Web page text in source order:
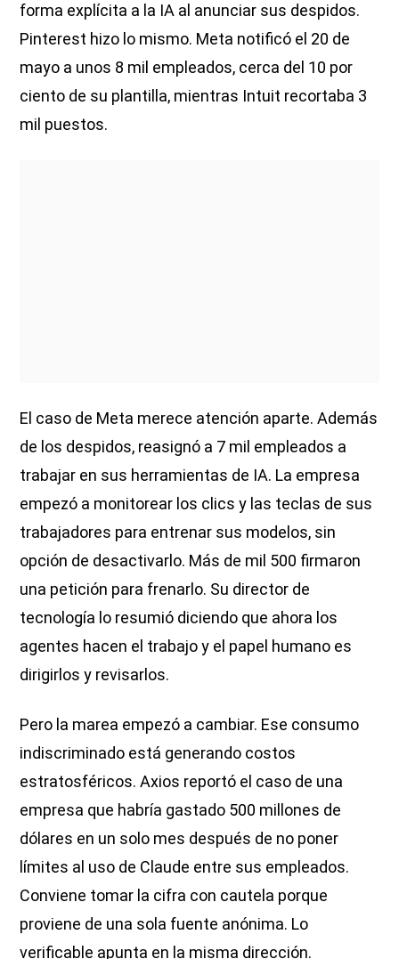
forma explícita a la IA al anunciar sus despidos.
Pinterest hizo lo mismo. Meta notificó el 20 de
mayo a unos 8 mil empleados, cerca del 10 por
ciento de su plantilla, mientras Intuit recortaba 3
mil puestos.
El caso de Meta merece atención aparte. Además
de los despidos, reasignó a 7 mil empleados a
trabajar en sus herramientas de IA. La empresa
empezó a monitorear los clics y las teclas de sus
trabajadores para entrenar sus modelos, sin
opción de desactivarlo. Más de mil 500 firmaron
una petición para frenarlo. Su director de
tecnología lo resumió diciendo que ahora los
agentes hacen el trabajo y el papel humano es
dirigirlos y revisarlos.
Pero la marea empezó a cambiar. Ese consumo
indiscriminado está generando costos
estratosféricos. Axios reportó el caso de una
empresa que habría gastado 500 millones de
dólares en un solo mes después de no poner
límites al uso de Claude entre sus empleados.
Conviene tomar la cifra con cautela porque
proviene de una sola fuente anónima. Lo
verificable apunta en la misma dirección.